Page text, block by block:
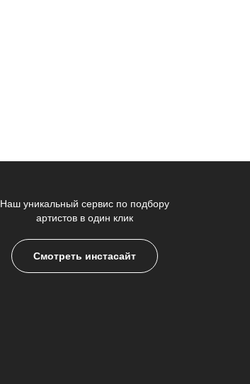
Наш уникальный сервис по подбору
артистов в один клик
Смотреть инстасайт